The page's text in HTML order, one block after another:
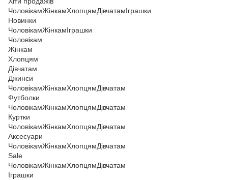
ЧоловікамЖінкамХлопцямДівчатамІграшки
Новинки
ЧоловікамЖінкамІграшки
Чоловікам
Жінкам
Хлопцям
Дівчатам
Джинси
ЧоловікамЖінкамХлопцямДівчатам
Футболки
ЧоловікамЖінкамХлопцямДівчатам
Куртки
ЧоловікамЖінкамХлопцямДівчатам
Аксесуари
ЧоловікамЖінкамХлопцямДівчатам
Sale
ЧоловікамЖінкамХлопцямДівчатам
Іграшки